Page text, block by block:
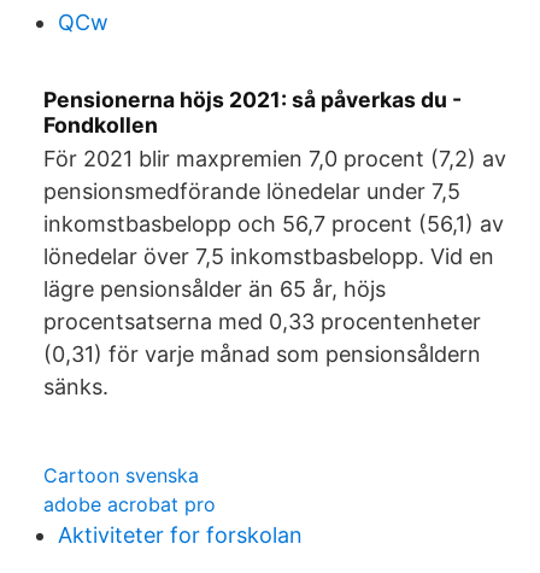
QCw
Pensionerna höjs 2021: så påverkas du -
Fondkollen
För 2021 blir maxpremien 7,0 procent (7,2) av
pensionsmedförande lönedelar under 7,5
inkomstbasbelopp och 56,7 procent (56,1) av
lönedelar över 7,5 inkomstbasbelopp. Vid en
lägre pensionsålder än 65 år, höjs
procentsatserna med 0,33 procentenheter
(0,31) för varje månad som pensionsåldern
sänks.
Cartoon svenska
adobe acrobat pro
Aktiviteter for forskolan